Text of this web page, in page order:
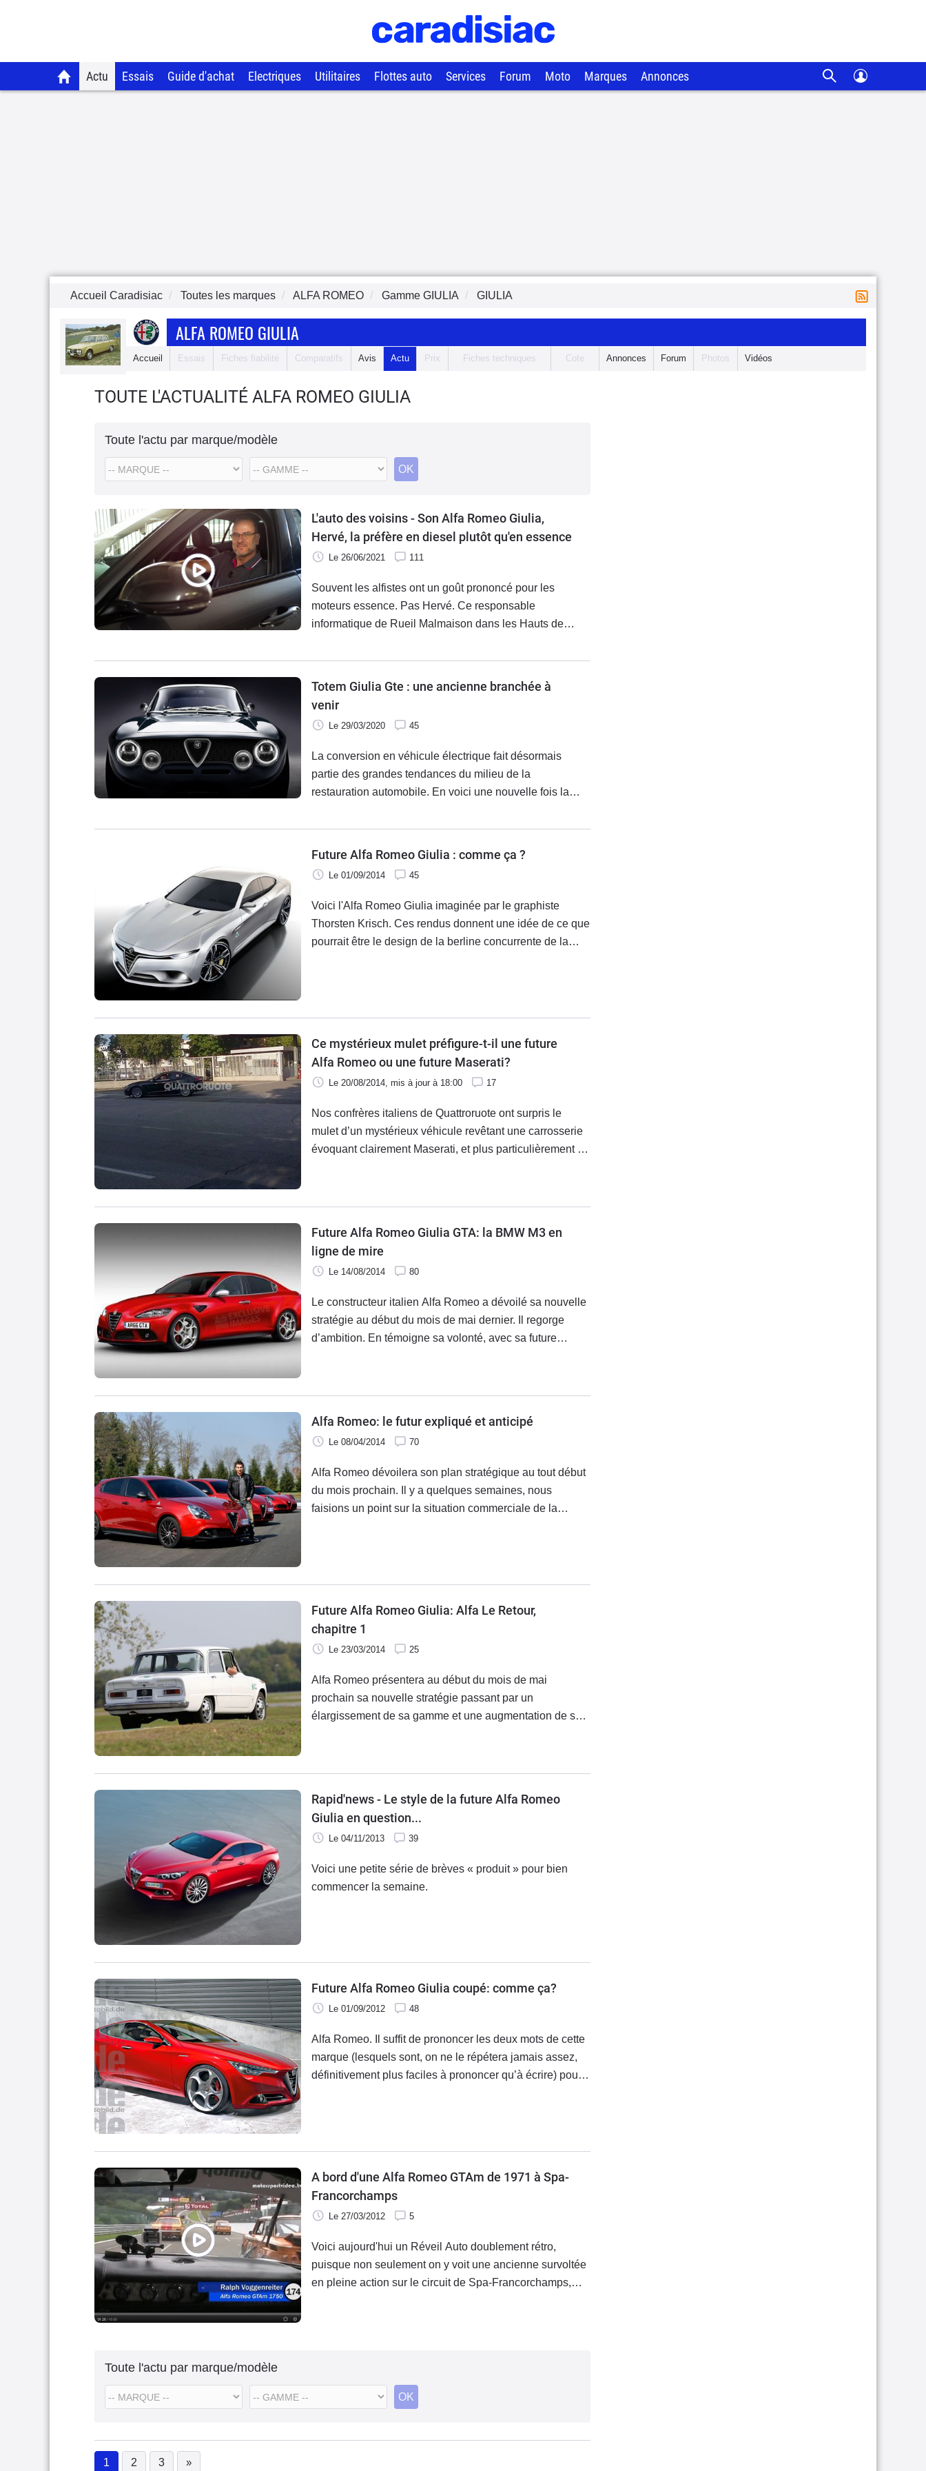
Actu Essais Guide d'achat Electriques Utilitaires Flottes auto Services Forum Moto Marques Annonces
Accueil Caradisiac Toutes les marques ALFA ROMEO Gamme GIULIA GIULIA
ALFA ROMEO GIULIA
Accueil Essais Fiches fiabilité Comparatifs Avis Actu Prix Fiches techniques Cote Annonces Forum Photos Vidéos
TOUTE L'ACTUALITÉ ALFA ROMEO GIULIA
Toute l'actu par marque/modèle
OK
L'auto des voisins - Son Alfa Romeo Giulia,
Hervé, la préfère en diesel plutôt qu'en essence
Le 26/06/2021 111
Souvent les alfistes ont un goût prononcé pour les
moteurs essence. Pas Hervé. Ce responsable
informatique de Rueil Malmaison dans les Hauts de
version gazole, pour le couple qu'elle offre, et pour sa
Totem Giulia Gte : une ancienne branchée à
venir
Le 29/03/2020 45
La conversion en véhicule électrique fait désormais
partie des grandes tendances du milieu de la
restauration automobile. En voici une nouvelle fois la
préparateur italien Totem Automobili.
Future Alfa Romeo Giulia : comme ça ?
Le 01/09/2014 45
Voici l'Alfa Romeo Giulia imaginée par le graphiste
Thorsten Krisch. Ces rendus donnent une idée de ce que
pourrait être le design de la berline concurrente de la
Ce mystérieux mulet préfigure-t-il une future
Alfa Romeo ou une future Maserati?
Le 20/08/2014, mis à jour à 18:00 17
Nos confrères italiens de Quattroruote ont surpris le
mulet d’un mystérieux véhicule revêtant une carrosserie
évoquant clairement Maserati, et plus particulièrement la
Future Alfa Romeo Giulia GTA: la BMW M3 en
ligne de mire
Le 14/08/2014 80
Le constructeur italien Alfa Romeo a dévoilé sa nouvelle
stratégie au début du mois de mai dernier. Il regorge
d’ambition. En témoigne sa volonté, avec sa future
Alfa Romeo: le futur expliqué et anticipé
Le 08/04/2014 70
Alfa Romeo dévoilera son plan stratégique au tout début
du mois prochain. Il y a quelques semaines, nous
faisions un point sur la situation commerciale de la
Future Alfa Romeo Giulia: Alfa Le Retour,
chapitre 1
Le 23/03/2014 25
Alfa Romeo présentera au début du mois de mai
prochain sa nouvelle stratégie passant par un
élargissement de sa gamme et une augmentation de sa
Rapid'news - Le style de la future Alfa Romeo
Giulia en question...
Le 04/11/2013 39
Voici une petite série de brèves « produit » pour bien
commencer la semaine.
Future Alfa Romeo Giulia coupé: comme ça?
Le 01/09/2012 48
Alfa Romeo. Il suffit de prononcer les deux mots de cette
marque (lesquels sont, on ne le répétera jamais assez,
définitivement plus faciles à prononcer qu’à écrire) pour
A bord d'une Alfa Romeo GTAm de 1971 à Spa-
Francorchamps
Le 27/03/2012 5
Voici aujourd'hui un Réveil Auto doublement rétro,
puisque non seulement on y voit une ancienne survoltée
en pleine action sur le circuit de Spa-Francorchamps,
Toute l'actu par marque/modèle
OK
1 2 3 »